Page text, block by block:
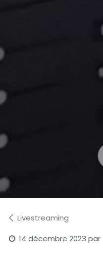
Livestreaming
14 décembre 2023 par